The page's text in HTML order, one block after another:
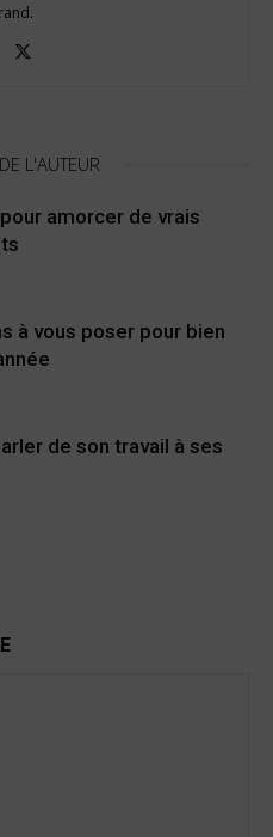
L'AUTEUR
amorcer de vrais
à vous poser pour bien
de son travail à ses